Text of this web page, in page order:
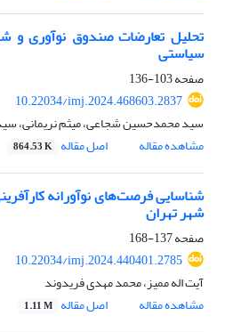
تحلیل تعارضات صندوق نوآوری و
سیاستی
صفحه103-136
10.22034/imj.2024.468603.2837
سید محمدحسین شجاعی، میثم نریمانی،
مشاهده مقاله
اصل مقاله 864.53 K
شناسایی فرصت‌های نوآورانه
شهر تهران
صفحه137-168
10.22034/imj.2024.440401.2785
آیت اله ممیز، محمد مهدی فریدوند
مشاهده مقاله
اصل مقاله 1.11 M